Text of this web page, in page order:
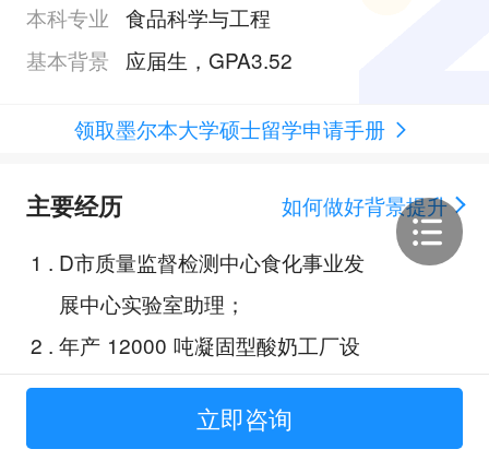
本科专业 食品科学与工程
基本背景
应届生，GPA3.52
领取墨尔本大学硕士留学申请手册
主要经历
如何做好背景提升
1 . D市质量监督检测中心食化事业发
展中心实验室助理；
2 . 年产 12000 吨凝固型酸奶工厂设
计；
化合物X的合成；立即咨询